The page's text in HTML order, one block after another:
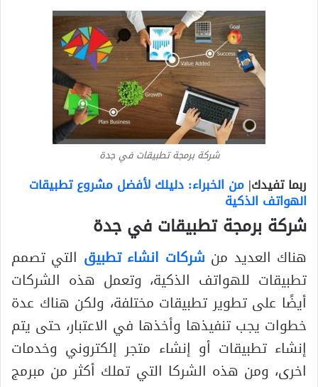
شركة برمجة تطبيقات في جدة
ربما تفيدك| من الخبراء: دليلك لأفضل مشروع تطبيقات
الهواتف الذكية
شركة برمجة تطبيقات في جدة
هناك العديد من شركات انشاء تطبيق التي تصمم
تطبيقات للهواتف الذكية، وتعمل هذه الشركات
أيضًا على تطوير تطبيقات مختلفة، ولكن هناك عدة
خطوات يجب تنفيذها وأخذها في الاعتبار، حتى يتم
إنشاء تطبيقات أو إنشاء متجر إلكتروني وخدمات
اخرى، ومن هذه الشركا التي تملك أكثر من مبرمج